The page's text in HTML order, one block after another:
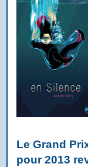
Le Grand
pour 2013